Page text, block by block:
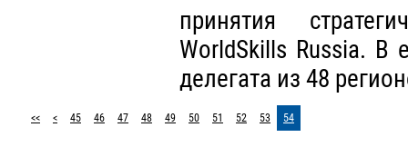
принятия
WorldSkills Russia. В
делегата из 48
<< < 45 46 47 48 49 50 51 52 53 54